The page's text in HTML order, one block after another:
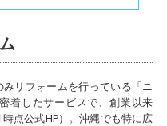
リフォームを行っている「ニ
着したサービスで、創業以来
点公式HP）。沖縄でも特に広